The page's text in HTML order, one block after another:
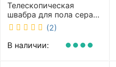
Телескопическая
швабра для пола серая
NV микрофибра 42 см
NV40120
(2)
В наличии: